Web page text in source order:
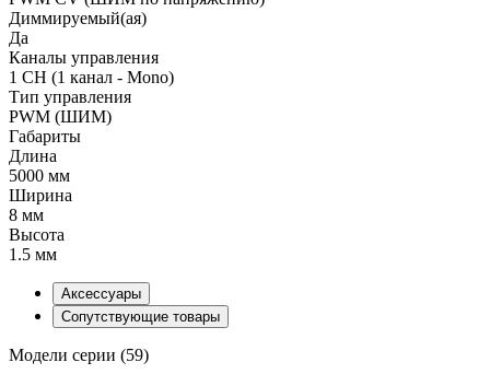
Диммируемый(ая)
Да
Каналы управления
1 CH (1 канал - Mono)
Тип управления
PWM (ШИМ)
Габариты
Длина
5000 мм
Ширина
8 мм
Высота
1.5 мм
Аксессуары
Сопутствующие товары
Модели серии (59)